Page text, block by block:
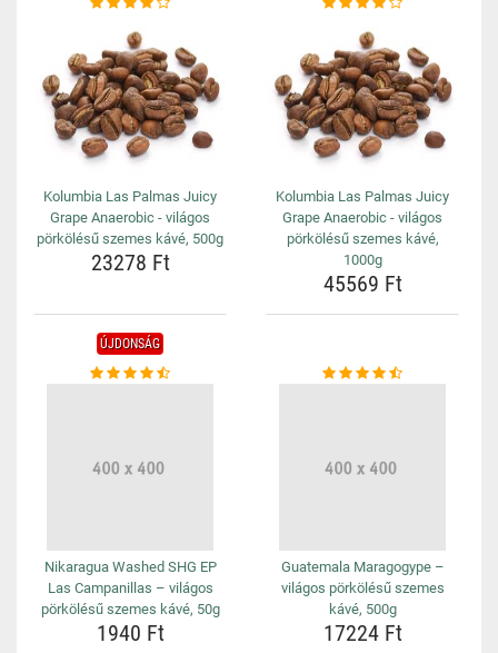
Kolumbia Las Palmas Juicy
Grape Anaerobic - világos
pörkölésű szemes kávé, 500g
23278 Ft
Kolumbia Las Palmas Juicy
Grape Anaerobic - világos
pörkölésű szemes kávé,
1000g
45569 Ft
ÚJDONSÁG
Nikaragua Washed SHG EP
Las Campanillas – világos
pörkölésű szemes kávé, 50g
1940 Ft
Guatemala Maragogype –
világos pörkölésű szemes
kávé, 500g
17224 Ft